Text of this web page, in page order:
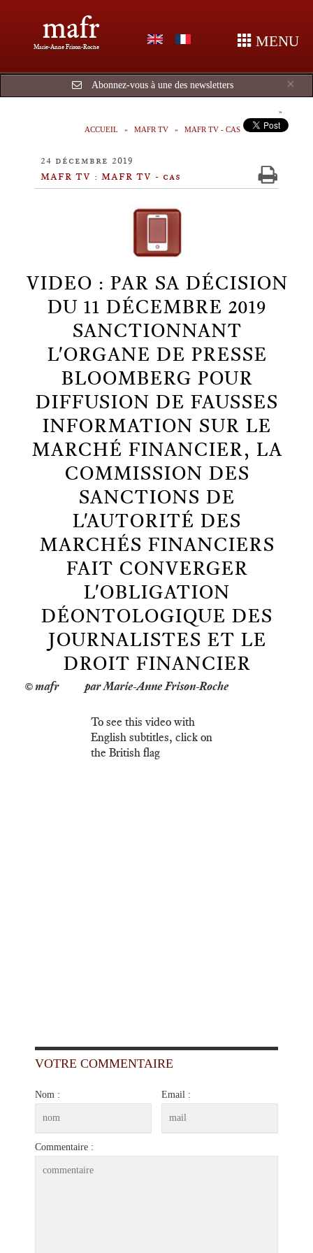
mafr
Marie-Anne Frison-Roche MENU
×
Abonnez-vous à une des newsletters
ACCUEIL MAFR TV MAFR TV - CAS
24 décembre 2019
MAFR TV : MAFR TV - cas
VIDEO : PAR SA DÉCISION
DU 11 DÉCEMBRE 2019
SANCTIONNANT
L'ORGANE DE PRESSE
BLOOMBERG POUR
DIFFUSION DE FAUSSES
INFORMATION SUR LE
MARCHÉ FINANCIER, LA
COMMISSION DES
SANCTIONS DE
L'AUTORITÉ DES
MARCHÉS FINANCIERS
FAIT CONVERGER
L'OBLIGATION
DÉONTOLOGIQUE DES
JOURNALISTES ET LE
DROIT FINANCIER
par Marie-Anne Frison-Roche
To see this video with
English subtitles, click on
the British flag
VOTRE COMMENTAIRE
Nom : Email :
Commentaire :